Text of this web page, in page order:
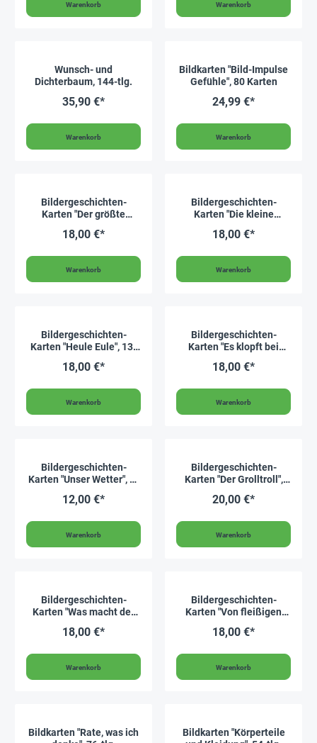
Warenkorb Warenkorb
Wunsch- und
Dichterbaum, 144-tlg.
35,90 €*
Warenkorb
Bildkarten "Bild-Impulse
Gefühle", 80 Karten
24,99 €*
Warenkorb
Bildergeschichten-
Karten "Der größte
18,00 €*
Warenkorb
Bildergeschichten-
Karten "Die kleine
18,00 €*
Warenkorb
Bildergeschichten-
Karten "Heule Eule", 13-
18,00 €*
Warenkorb
Bildergeschichten-
Karten "Es klopft bei
tlg.
18,00 €*
Warenkorb
Bildergeschichten-
Karten "Unser Wetter", 9-
12,00 €*
Warenkorb
Bildergeschichten-
Karten "Der Grolltroll",
20,00 €*
Warenkorb
Bildergeschichten-
Karten "Was macht der
12-tlg.
18,00 €*
Warenkorb
Bildergeschichten-
Karten "Von fleißigen
Honig", 12-tlg.
18,00 €*
Warenkorb
Bildkarten "Rate, was ich
Bildkarten "Körperteile